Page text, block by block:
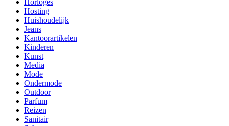
Horloges
Hosting
Huishoudelijk
Jeans
Kantoorartikelen
Kinderen
Kunst
Media
Mode
Ondermode
Outdoor
Parfum
Reizen
Sanitair